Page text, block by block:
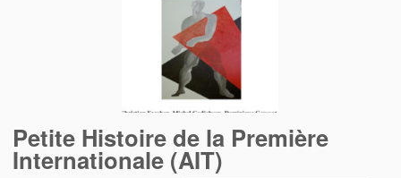
Petite Histoire de la Première
Internationale (AIT)